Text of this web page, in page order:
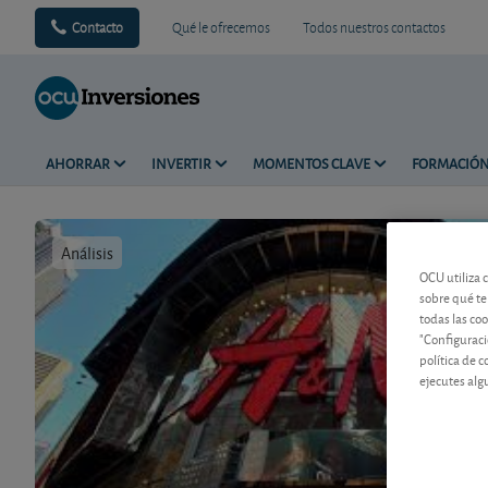
Contacto Qué le ofrecemos Todos nuestros contactos
AHORRAR INVERTIR MOMENTOS CLAVE FORMACIÓN
Análisis
OCU utiliza
sobre qué
todas las
política de
ejecutes